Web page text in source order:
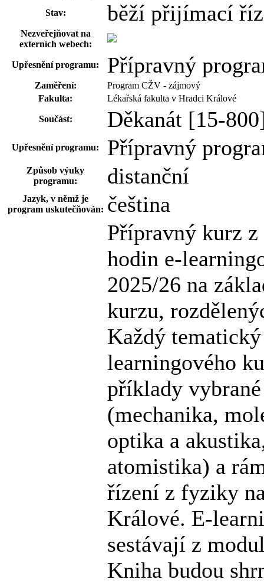
Stav: běží přijímací
Nezveřejňovat na
externích webech:
Upřesnění programu: Přípravný
Zaměření:
Program CŽV - zájmový
Fakulta:
Lékařská fakulta v Hradci Králové
Součást: Děkanát [15-
Upřesnění programu: Přípravný
Způsob výuky
programu:
distanční
Jazyk, v němž je
program uskutečňován: čeština
Přípravný kurz
hodin e-
2025/26 na
kurzu,
Každý
learningového
příklady
(mechanika,
optika a
atomistika) a
řízení z fyziky
Králové. E-
sestávají z
Kniha budou